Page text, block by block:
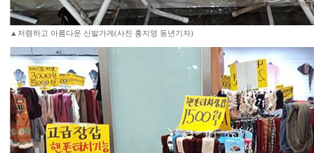
▲저렴하고 아름다운 신발가게(사진 홍지영 동년기자)